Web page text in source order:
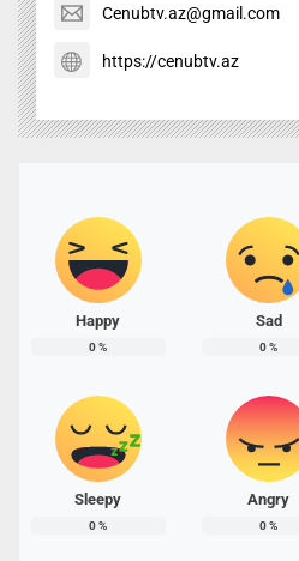
Cenubtv.az@gmail.com
https://cenubtv.az
Happy
0%
Sad
0%
Sleepy
0%
Angry
0%